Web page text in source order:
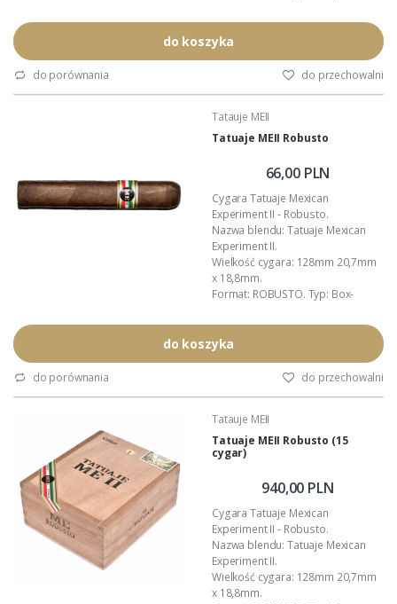
San Andrés.
Zawijacz (binder): Nikaragua.
Moc cygara: 4,5/5,0 (mocne).
Polecamy: nawilżacze Boveda do
cygar.
do koszyka
do porównania do przechowalni
Tatauje MEII
Tatuaje MEII Robusto
66,00 PLN
Cygara Tatuaje Mexican
Experiment II - Robusto.
Nazwa blendu: Tatuaje Mexican
Experiment II.
Wielkość cygara: 128mm 20,7mm
x 18,8mm.
Format: ROBUSTO. Typ: Box-
Liść okrywowy (wrapper): Meksyk -
San Andrés.
Wkładka (filler): Nikaragua.
(cedrowa) skrzyneczka.
Polecamy: nawilżacze Boveda do
cygar.
do koszyka
do porównania do przechowalni
Tatauje MEII
Tatuaje MEII Robusto (15
cygar)
940,00 PLN
Cygara Tatuaje Mexican
Experiment II - Robusto.
Nazwa blendu: Tatuaje Mexican
Experiment II.
Wielkość cygara: 128mm 20,7mm
x 18,8mm.